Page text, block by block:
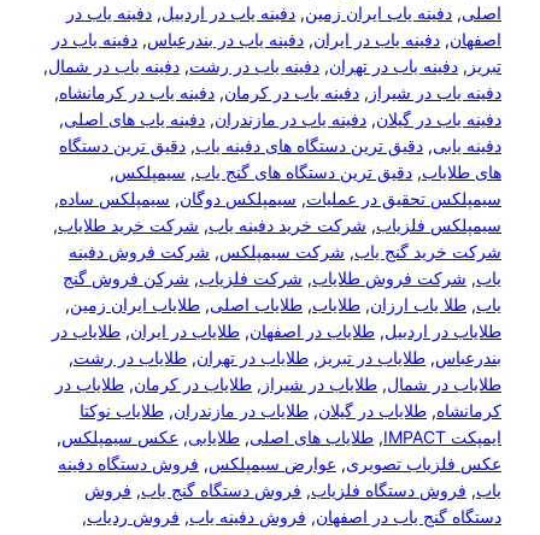
یاب ایران زمین, دفینه یاب در اردبیل , دفینه یاب در
دفینه یاب در ایران, دفینه یاب در بندرعباس, دفینه یاب در
یاب در تهران, دفینه یاب در رشت , دفینه یاب در شمال
در شیراز , دفینه یاب در کرمان , دفینه یاب در کرمانشاه,
در گیلان, دفینه یاب در مازندران, دفینه یاب های اصلی,
دقیق ترین دستگاه های دفینه یاب , دقیق ترین دستگاه
دقیق ترین دستگاه های گنج یاب, سیمپلکس,
تحقیق در عملیات, سیمپلکس دوگان, سیمپلکس ساده,
فلزیاب, شرکت خرید دفینه یاب, شرکت خرید طلایاب,
گنج یاب , شرکت سیمپلکس, شرکت فروش دفینه
فروش طلایاب, شرکت فلزیاب, شرکن فروش گنج
ارزان , طلایاب , طلایاب اصلی , طلایاب ایران زمین,
اردبیل, طلایاب در اصفهان, طلایاب در ایران, طلایاب در
طلایاب در تبریز, طلایاب در تهران, طلایاب در رشت,
شمال, طلایاب در شیراز, طلایاب در کرمان, طلایاب در
طلایاب در گیلان, طلایاب در مازندران, طلایاب نوکتا
, طلایاب های اصلی, طلایابی, عکس سیمپلکس,
تصویری, عوارض سیمپلکس , فروش دستگاه دفینه
دستگاه فلزیاب, فروش دستگاه گنج یاب, فروش
یاب در اصفهان, فروش دفینه یاب, فروش ردیاب